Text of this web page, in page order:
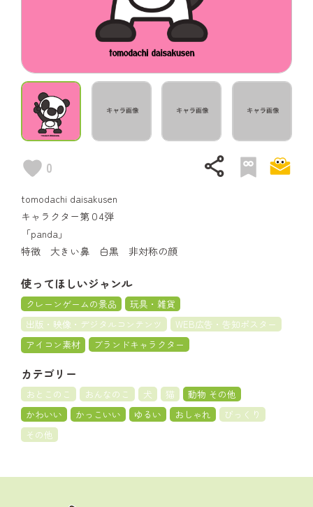
0 share
tomodachi daisakusen
キャラクター第０4弾
「panda」
特徴 大きい鼻 白黒 非対称の顔
使ってほしいジャンル
クレーンゲームの景品
玩具・雑貨
出版・映像・デジタルコンテンツ
WEB広告・告知ポスター
アイコン素材
ブランドキャラクター
カテゴリー
おとこのこ おんなのこ 犬 猫
動物 その他
かわいい
かっこいい ゆるい おしゃれ
びっくり
その他